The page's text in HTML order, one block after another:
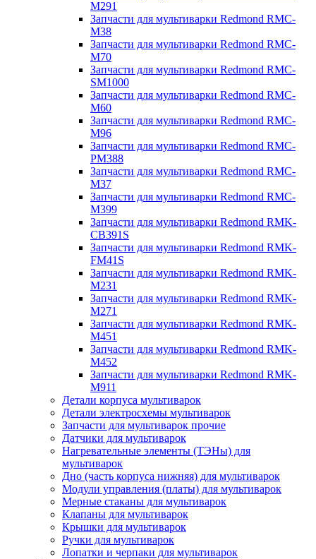
M291
Запчасти для мультиварки Redmond RMC-
M38
Запчасти для мультиварки Redmond RMC-
M70
Запчасти для мультиварки Redmond RMC-
SM1000
Запчасти для мультиварки Redmond RMC-
M60
Запчасти для мультиварки Redmond RMC-
M96
Запчасти для мультиварки Redmond RMC-
PM388
Запчасти для мультиварки Redmond RMC-
M37
Запчасти для мультиварки Redmond RMC-
M399
Запчасти для мультиварки Redmond RMK-
CB391S
Запчасти для мультиварки Redmond RMK-
FM41S
Запчасти для мультиварки Redmond RMK-
M231
Запчасти для мультиварки Redmond RMK-
M271
Запчасти для мультиварки Redmond RMK-
M451
Запчасти для мультиварки Redmond RMK-
M452
Запчасти для мультиварки Redmond RMK-
M911
Детали корпуса мультиварок
Детали электросхемы мультиварок
Запчасти для мультиварок прочие
Датчики для мультиварок
Нагревательные элементы (ТЭНы) для
мультиварок
Дно (часть корпуса нижняя) для мультиварок
Модули управления (платы) для мультиварок
Мерные стаканы для мультиварок
Клапаны для мультиварок
Крышки для мультиварок
Ручки для мультиварок
Лопатки и черпаки для мультиварок